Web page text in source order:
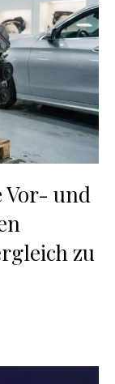
Vor- und
zu